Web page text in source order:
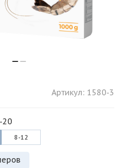
Артикул: 1580-3
20
8-12